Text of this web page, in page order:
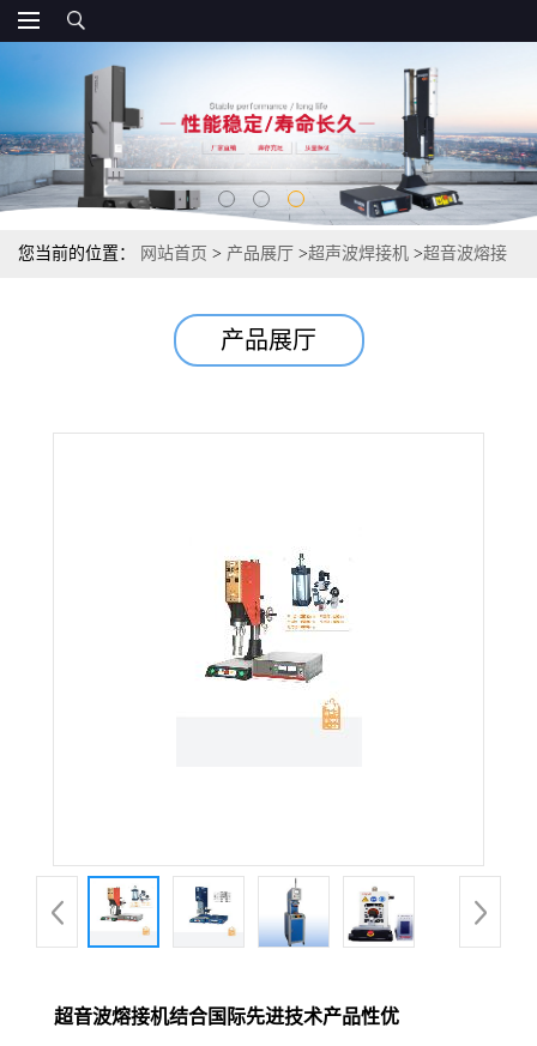
您当前的位置： 网站首页 > 产品展厅 >超声波焊接机 >超音波熔接
产品展厅
超音波熔接机结合国际先进技术产品性优